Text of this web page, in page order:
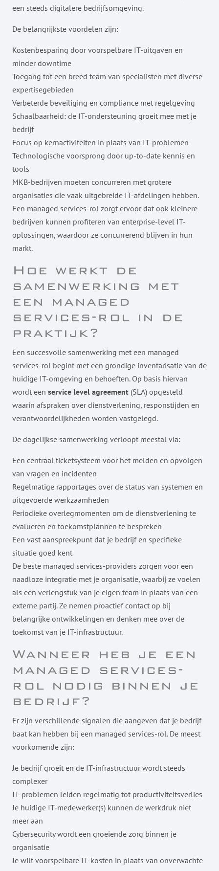
een steeds digitalere bedrijfsomgeving.
De belangrijkste voordelen zijn:
Kostenbesparing door voorspelbare IT-uitgaven en
minder downtime
Toegang tot een breed team van specialisten met diverse
expertisegebieden
Verbeterde beveiliging en compliance met regelgeving
Schaalbaarheid: de IT-ondersteuning groeit mee met je
bedrijf
Focus op kernactiviteiten in plaats van IT-problemen
Technologische voorsprong door up-to-date kennis en
tools
MKB-bedrijven moeten concurreren met grotere
organisaties die vaak uitgebreide IT-afdelingen hebben.
Een managed services-rol zorgt ervoor dat ook kleinere
bedrijven kunnen profiteren van enterprise-level IT-
oplossingen, waardoor ze concurrerend blijven in hun
markt.
Hoe werkt de
samenwerking met
een managed
services-rol in de
praktijk?
Een succesvolle samenwerking met een managed
services-rol begint met een grondige inventarisatie van de
huidige IT-omgeving en behoeften. Op basis hiervan
wordt een service level agreement (SLA) opgesteld
waarin afspraken over dienstverlening, responstijden en
verantwoordelijkheden worden vastgelegd.
De dagelijkse samenwerking verloopt meestal via:
Een centraal ticketsysteem voor het melden en opvolgen
van vragen en incidenten
Regelmatige rapportages over de status van systemen en
uitgevoerde werkzaamheden
Periodieke overlegmomenten om de dienstverlening te
evalueren en toekomstplannen te bespreken
Een vast aanspreekpunt dat je bedrijf en specifieke
situatie goed kent
De beste managed services-providers zorgen voor een
naadloze integratie met je organisatie, waarbij ze voelen
als een verlengstuk van je eigen team in plaats van een
externe partij. Ze nemen proactief contact op bij
belangrijke ontwikkelingen en denken mee over de
toekomst van je IT-infrastructuur.
Wanneer heb je een
managed services-
rol nodig binnen je
bedrijf?
Er zijn verschillende signalen die aangeven dat je bedrijf
baat kan hebben bij een managed services-rol. De meest
voorkomende zijn:
Je bedrijf groeit en de IT-infrastructuur wordt steeds
complexer
IT-problemen leiden regelmatig tot productiviteitsverlies
Je huidige IT-medewerker(s) kunnen de werkdruk niet
meer aan
Cybersecurity wordt een groeiende zorg binnen je
organisatie
Je wilt voorspelbare IT-kosten in plaats van onverwachte